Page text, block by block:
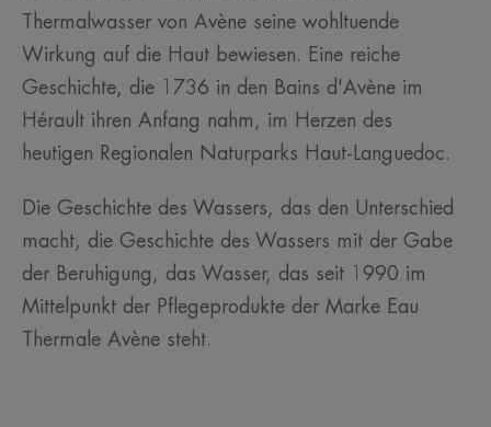
Thermalwasser von Avène seine wohltuende
Wirkung auf die Haut bewiesen. Eine reiche
Geschichte, die 1736 in den Bains d'Avène im
Hérault ihren Anfang nahm, im Herzen des
heutigen Regionalen Naturparks Haut-Languedoc.
Die Geschichte des Wassers, das den Unterschied
macht, die Geschichte des Wassers mit der Gabe
der Beruhigung, das Wasser, das seit 1990 im
Mittelpunkt der Pflegeprodukte der Marke Eau
Thermale Avène steht.